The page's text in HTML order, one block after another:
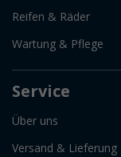
Reifen & Räder
Wartung & Pflege
Service
Über uns
Versand & Lieferung